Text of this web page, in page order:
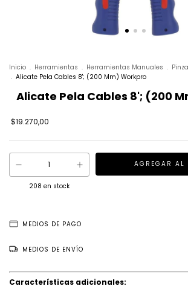
Inicio . Herramientas . Herramientas Manuales .
. Alicate Pela Cables 8'; (200 Mm) Workpro
Alicate Pela Cables 8'; (200
$19.270,00
208 en stock
MEDIOS DE PAGO
MEDIOS DE ENVÍO
Características adicionales: